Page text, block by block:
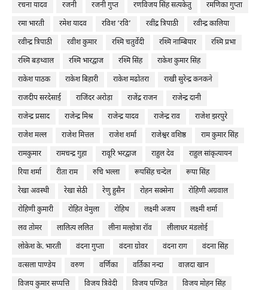
रचना यादव
रजनी रजनी गुप्त रणविजय सिंह सत्यकेतु
रमणिका गुप्ता
रमा भारती
रमेश यादव रविश ‘रवि’ रवींद्र त्रिपाठी
रवीन्द्र कालिया
रवीन्द्र त्रिपाठी
रवीश कुमार रश्मि चतुर्वेदी रश्मि नाम्बियार
रश्मि प्रभा
रश्मि बड़थ्वाल
रश्मि भारद्वाज रश्मि सिंह
राकेश कुमार सिंह
राकेश पाठक
राकेश बिहारी राकेश मढोतरा
राखी सुरेन्द्र कनकने
राजदीप सरदेसाई
राजिंदर अरोड़ा राजेंद्र राजन
राजेन्द्र दानी
राजेन्द्र प्रसाद
राजेन्द्र मिश्र राजेन्द्र यादव राजेन्द्र राव
राजेश झरपुरे
राजेश मल्ल
राजेश मित्तल राजेश शर्मा राजेश्वर वशिष्ठ
राम कुमार सिंह
रामकुमार
रामचन्द्र गुहा रावूरि भरद्वाज राहुल देव
राहुल सांकृत्यायन
रिया शर्मा
रीता राम रुचि भल्ला रूपसिंह चन्देल
रूपा सिंह
रेखा अवस्थी
रेखा सेठी रेणु हुसैन रोहन सक्सेना
रोहिणी अग्रवाल
रोहिणी कुमारी
रोहित वेमुला रोहिथ लक्ष्मी अजय
लक्ष्मी शर्मा
लव तोमर
लालित्य ललित लीना मल्होत्रा रॉव
लीलाधर मंडलोई
लोकेश के. भारती
वंदना गुप्ता वंदना ग्रोवर वंदना राग
वंदना सिंह
वत्सला पाण्डेय
वरुण वर्णिका वर्तिका नन्दा
वाज़दा खान
विजय कुमार सप्पत्ति
विजय त्रिवेदी विजय पण्डित
विजय मोहन सिंह